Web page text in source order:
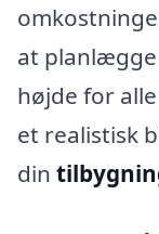
at
højde for
et realistisk
din